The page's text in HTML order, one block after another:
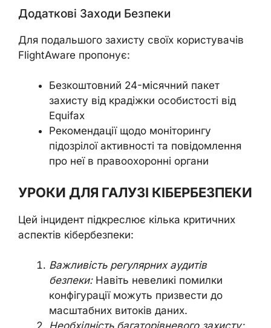
Додаткові Заходи Безпеки
Для подальшого захисту своїх користувачів
FlightAware пропонує:
Безкоштовний 24-місячний пакет
захисту від крадіжки особистості від
Equifax
Рекомендації щодо моніторингу
підозрілої активності та повідомлення
про неї в правоохоронні органи
УРОКИ ДЛЯ ГАЛУЗІ КІБЕРБЕЗПЕКИ
Цей інцидент підкреслює кілька критичних
аспектів кібербезпеки:
Важливість регулярних аудитів
безпеки:Навіть невеликі помилки
конфігурації можуть призвести до
масштабних витоків даних.
Необхідність багаторівневого захисту: